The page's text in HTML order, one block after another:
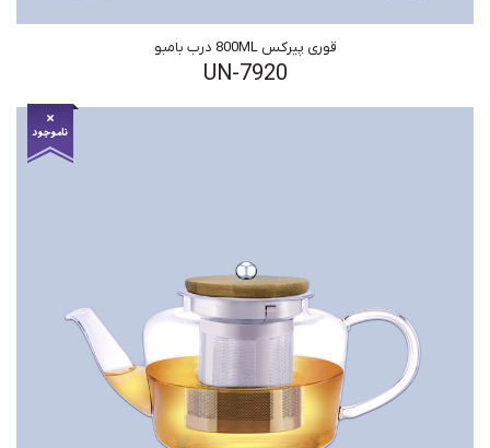
قوری پیرکس 800ML درب بامبو
UN-7920